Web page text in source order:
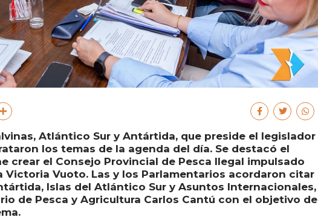
Atlántico Sur y Antártida, que preside el legislador
los temas de la agenda del día. Se destacó el
crear el Consejo Provincial de Pesca Ilegal impulsado
Victoria Vuoto. Las y los Parlamentarios acordaron citar
Islas del Atlántico Sur y Asuntos Internacionales,
de Pesca y Agricultura Carlos Cantú con el objetivo de